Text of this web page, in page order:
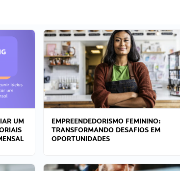
UM
EMPREENDEDORISMO FEMININO:
TRANSFORMANDO DESAFIOS EM
OPORTUNIDADES